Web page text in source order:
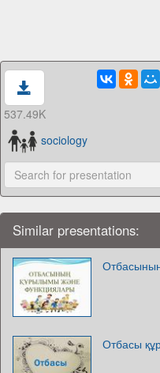
537.49K
sociology
Similar presentations:
Отбасы